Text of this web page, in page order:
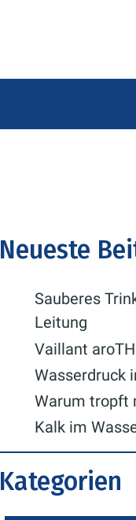
Neueste
Sauberes
Leitung
Vaillant
Wasserdruck
Warum tropft
Kalk im
Kategorien